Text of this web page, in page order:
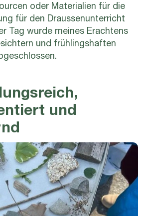
oder Materialien für die
für den Draussenunterricht
Tag wurde meines Erachtens
und frühlingshaften
und